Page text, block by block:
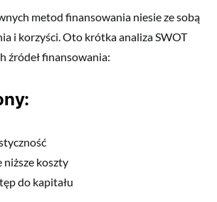
metod finansowania niesie ze sobą
i korzyści. Oto krótka analiza SWOT
źródeł finansowania:
niższe koszty
do kapitału